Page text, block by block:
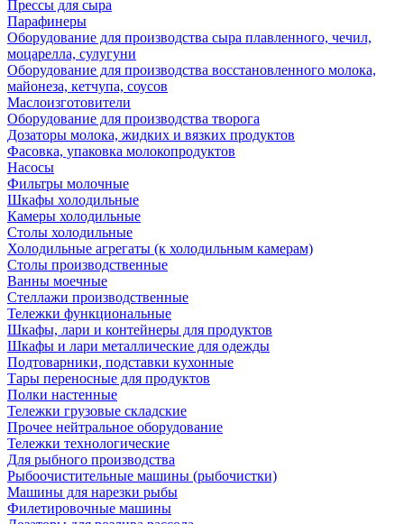
Прессы для сыра
Парафинеры
Оборудование для производства сыра плавленного, чечил,
моцарелла, сулугуни
Оборудование для производства восстановленного молока,
майонеза, кетчупа, соусов
Маслоизготовители
Оборудование для производства творога
Дозаторы молока, жидких и вязких продуктов
Фасовка, упаковка молокопродуктов
Насосы
Фильтры молочные
Шкафы холодильные
Камеры холодильные
Столы холодильные
Холодильные агрегаты (к холодильным камерам)
Столы производственные
Ванны моечные
Стеллажи производственные
Тележки функциональные
Шкафы, лари и контейнеры для продуктов
Шкафы и лари металлические для одежды
Подтоварники, подставки кухонные
Тары переносные для продуктов
Полки настенные
Тележки грузовые складские
Прочее нейтральное оборудование
Тележки технологические
Для рыбного производства
Рыбоочистительные машины (рыбочистки)
Машины для нарезки рыбы
Филетировочные машины